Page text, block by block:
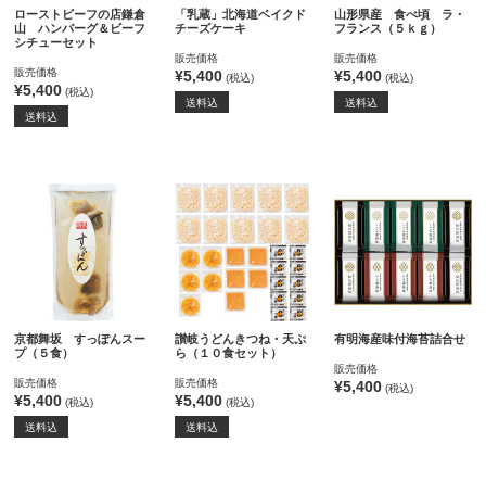
ローストビーフの店鎌倉
山 ハンバーグ＆ビーフ
シチューセット
販売価格
¥5,400 (税込)
送料込
「乳蔵」北海道ベイクド
チーズケーキ
販売価格
¥5,400(税込)
送料込
山形県産 食べ頃 ラ・
フランス（５ｋｇ）
販売価格
¥5,400 (税込)
送料込
京都舞坂 すっぽんスー
プ（５食）
販売価格
¥5,400 (税込)
送料込
讃岐うどんきつね・天ぷ
ら（１０食セット）
販売価格
¥5,400(税込)
送料込
有明海産味付海苔詰合せ
販売価格
¥5,400 (税込)